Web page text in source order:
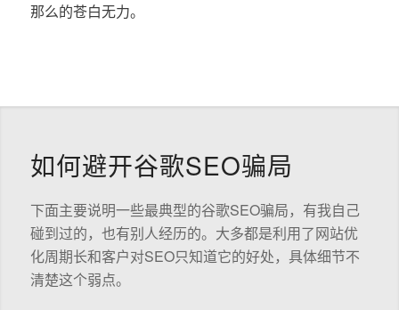
那么的苍白无力。
如何避开谷歌SEO骗局
下面主要说明一些最典型的谷歌SEO骗局，有我自己
碰到过的，也有别人经历的。大多都是利用了网站优
化周期长和客户对SEO只知道它的好处，具体细节不
清楚这个弱点。